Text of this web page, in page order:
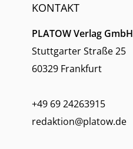
KONTAKT
PLATOW Verlag GmbH
Stuttgarter Straße 25
60329 Frankfurt
+49 69 24263915
redaktion@platow.de